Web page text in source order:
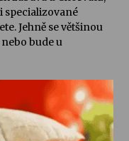
specializované
Jehně se většinou
bude u